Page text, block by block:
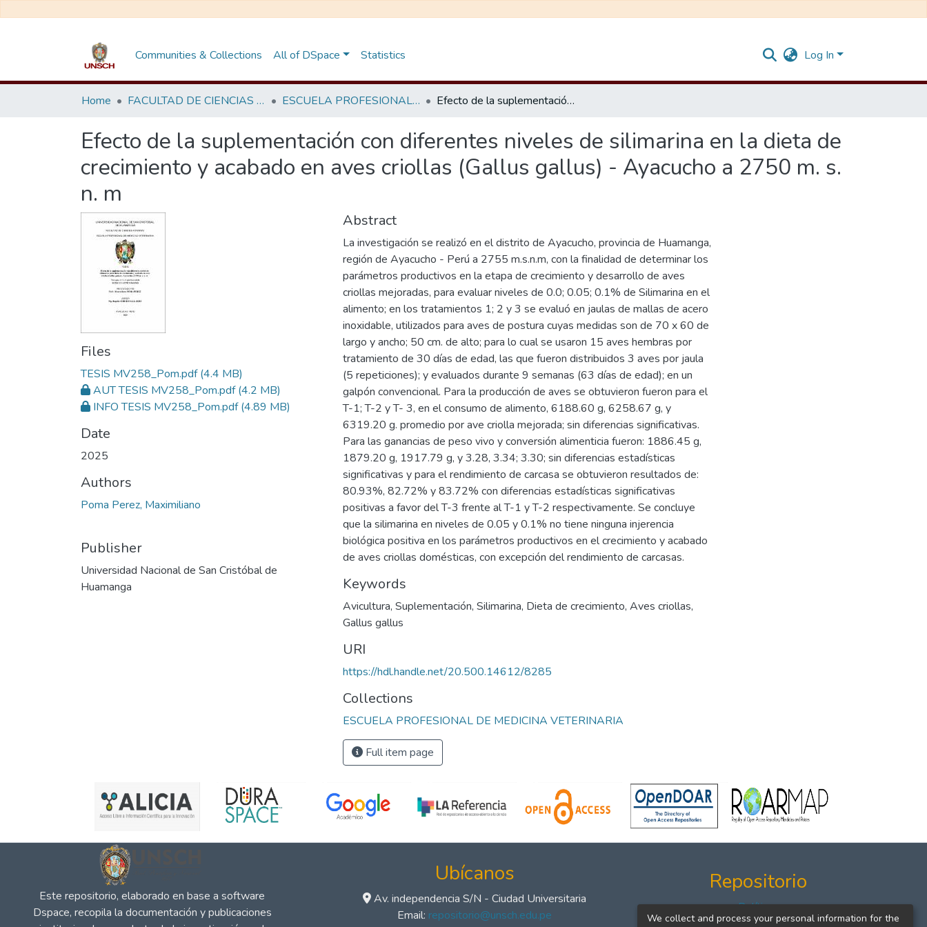
Communities & Collections All of DSpace Statistics Log In
Home FACULTAD DE CIENCIAS AGRARIAS ESCUELA PROFESIONAL DE MEDICINA VETERINARIA Efecto de la suplementación con diferentes niveles de silimarina en la dieta de crecimiento y acabado en aves criollas (Gallus gallus) - Ayacucho a 2750 m. s. n. m
Efecto de la suplementación con diferentes niveles de silimarina en la dieta de
crecimiento y acabado en aves criollas (Gallus gallus) - Ayacucho a 2750 m. s.
n. m
Files
TESIS MV258_Pom.pdf(4.4 MB)
AUT TESIS MV258_Pom.pdf(4.2 MB)
INFO TESIS MV258_Pom.pdf(4.89 MB)
Date
2025
Authors
Poma Perez, Maximiliano
Publisher
Universidad Nacional de San Cristóbal de
Huamanga
Abstract
La investigación se realizó en el distrito de Ayacucho, provincia de Huamanga,
región de Ayacucho - Perú a 2755 m.s.n.m, con la finalidad de determinar los
parámetros productivos en la etapa de crecimiento y desarrollo de aves
criollas mejoradas, para evaluar niveles de 0.0; 0.05; 0.1% de Silimarina en el
alimento; en los tratamientos 1; 2 y 3 se evaluó en jaulas de mallas de acero
inoxidable, utilizados para aves de postura cuyas medidas son de 70 x 60 de
largo y ancho; 50 cm. de alto; para lo cual se usaron 15 aves hembras por
tratamiento de 30 días de edad, las que fueron distribuidos 3 aves por jaula
(5 repeticiones); y evaluados durante 9 semanas (63 días de edad); en un
galpón convencional. Para la producción de aves se obtuvieron fueron para el
T-1; T-2 y T- 3, en el consumo de alimento, 6188.60 g, 6258.67 g, y
6319.20 g. promedio por ave criolla mejorada; sin diferencias significativas.
Para las ganancias de peso vivo y conversión alimenticia fueron: 1886.45 g,
1879.20 g, 1917.79 g, y 3.28, 3.34; 3.30; sin diferencias estadísticas
significativas y para el rendimiento de carcasa se obtuvieron resultados de:
80.93%, 82.72% y 83.72% con diferencias estadísticas significativas
positivas a favor del T-3 frente al T-1 y T-2 respectivamente. Se concluye
que la silimarina en niveles de 0.05 y 0.1% no tiene ninguna injerencia
biológica positiva en los parámetros productivos en el crecimiento y acabado
de aves criollas domésticas, con excepción del rendimiento de carcasas.
Keywords
Avicultura, Suplementación, Silimarina, Dieta de crecimiento, Aves criollas,
Gallus gallus
URI
https://hdl.handle.net/20.500.14612/8285
Collections
ESCUELA PROFESIONAL DE MEDICINA VETERINARIA
Full item page
Este repositorio, elaborado en base a software
Dspace, recopila la documentación y publicaciones
Ubícanos
Av. independencia S/N - Ciudad Universitaria
Email: repositorio@unsch.edu.pe
Repositorio
Políticas
Formatos
We collect and process your personal information for the